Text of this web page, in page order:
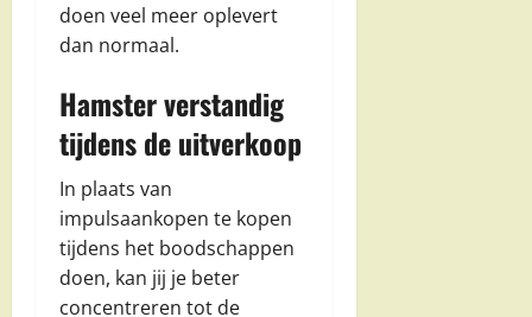
doen veel meer oplevert
dan normaal.
Hamster verstandig
tijdens de uitverkoop
In plaats van
impulsaankopen te kopen
tijdens het boodschappen
doen, kan jij je beter
concentreren tot de